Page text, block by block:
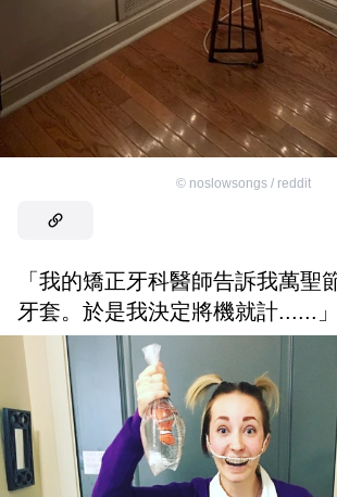
© noslowsongs / reddit
「我的矯正牙科醫師告訴我萬聖
牙套。於是我決定將機就計......」